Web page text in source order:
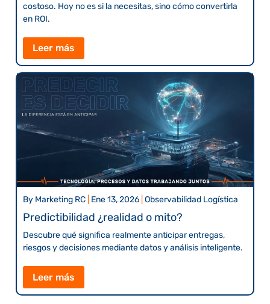
costoso. Hoy no es si la necesitas, sino cómo convertirla
en ROI.
Leer más
By Marketing RC Ene 13, 2026 |Observabilidad Logística
Predictibilidad ¿realidad o mito?
Descubre qué significa realmente anticipar entregas,
riesgos y decisiones mediante datos y análisis inteligente.
Leer más